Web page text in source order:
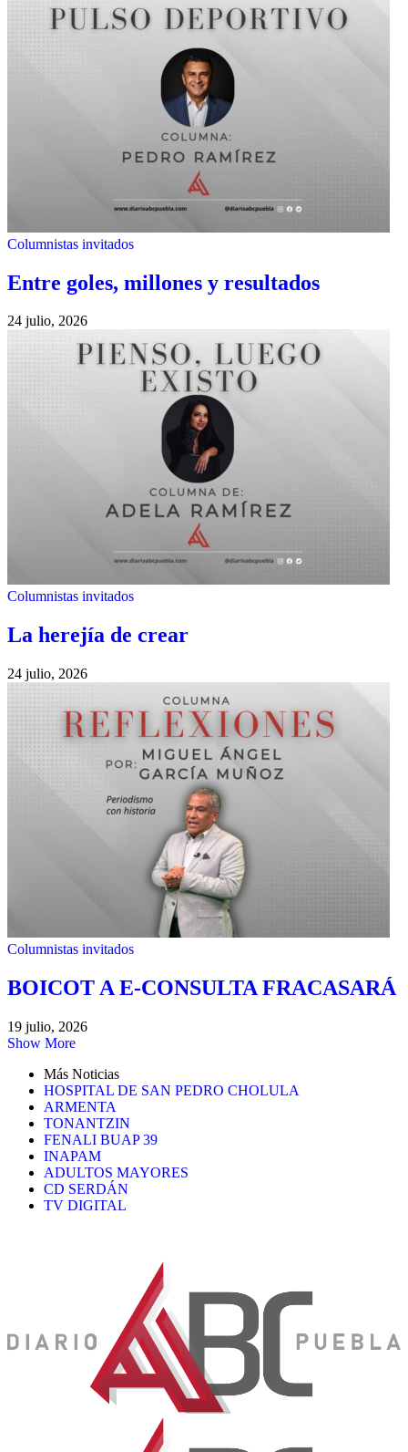
Columnistas invitados
Entre goles, millones y resultados
24 julio, 2026
Columnistas invitados
La herejía de crear
24 julio, 2026
Columnistas invitados
BOICOT A E-CONSULTA FRACASARÁ
19 julio, 2026
Show More
Más Noticias
HOSPITAL DE SAN PEDRO CHOLULA
ARMENTA
TONANTZIN
FENALI BUAP 39
INAPAM
ADULTOS MAYORES
CD SERDÁN
TV DIGITAL